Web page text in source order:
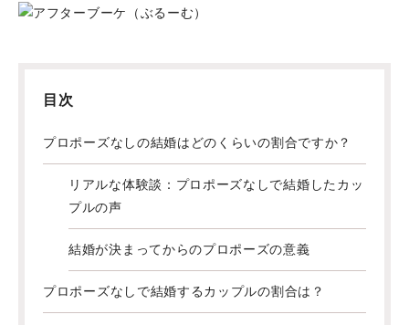
目次
プロポーズなしの結婚はどのくらいの割合ですか？
リアルな体験談：プロポーズなしで結婚したカッ
プルの声
結婚が決まってからのプロポーズの意義
プロポーズなしで結婚するカップルの割合は？